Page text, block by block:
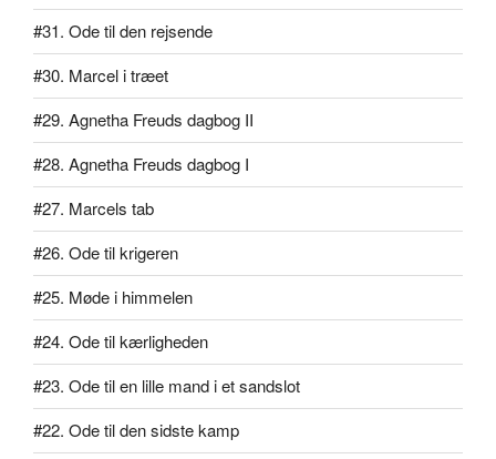
#31. Ode til den rejsende
#30. Marcel i træet
#29. Agnetha Freuds dagbog II
#28. Agnetha Freuds dagbog I
#27. Marcels tab
#26. Ode til krigeren
#25. Møde i himmelen
#24. Ode til kærligheden
#23. Ode til en lille mand i et sandslot
#22. Ode til den sidste kamp